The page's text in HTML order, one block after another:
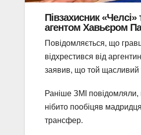
Півзахисник
агентом Хавьєром
Повідомляється, що
відхрестився від
заявив, що той щасливий
Раніше ЗМІ повідомляли,
нібито пообіцяв
трансфер.